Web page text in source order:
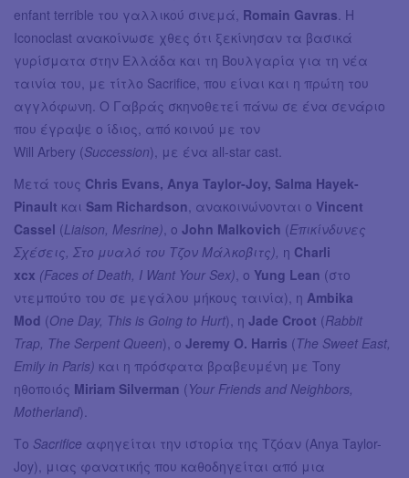
enfant terrible του γαλλικού σινεμά, Romain Gavras . Η
Iconoclast ανακοίνωσε χθες ότι ξεκίνησαν τα βασικά
γυρίσματα στην Ελλάδα και τη Βουλγαρία για τη νέα
ταινία του, με τίτλο Sacrifice, που είναι και η πρώτη του
αγγλόφωνη. Ο Γαβράς σκηνοθετεί πάνω σε ένα σενάριο
που έγραψε ο ίδιος, από κοινού με τον
Will Arbery (Succession), με ένα all-star cast.
Μετά τους Chris Evans, Anya Taylor-Joy, Salma Hayek-
Pinault και Sam Richardson , ανακοινώνονται ο Vincent
Cassel (Liaison, Mesrine) , ο John Malkovich (Επικίνδυνες
Σχέσεις, Στο μυαλό του Τζον Μάλκοβιτς), η Charli
xcx (Faces of Death, I Want Your Sex) , ο Yung Lean (στο
ντεμπούτο του σε μεγάλου μήκους ταινία), η Ambika
Mod (One Day, This is Going to Hurt), η Jade Croot (Rabbit
Trap, The Serpent Queen), ο Jeremy O. Harris (The Sweet East,
Emily in Paris) και η πρόσφατα βραβευμένη με Tony
ηθοποιός Miriam Silverman (Your Friends and Neighbors,
Motherland).
Το Sacrifice αφηγείται την ιστορία της Τζόαν (Anya Taylor-
Joy), μιας φανατικής που καθοδηγείται από μια